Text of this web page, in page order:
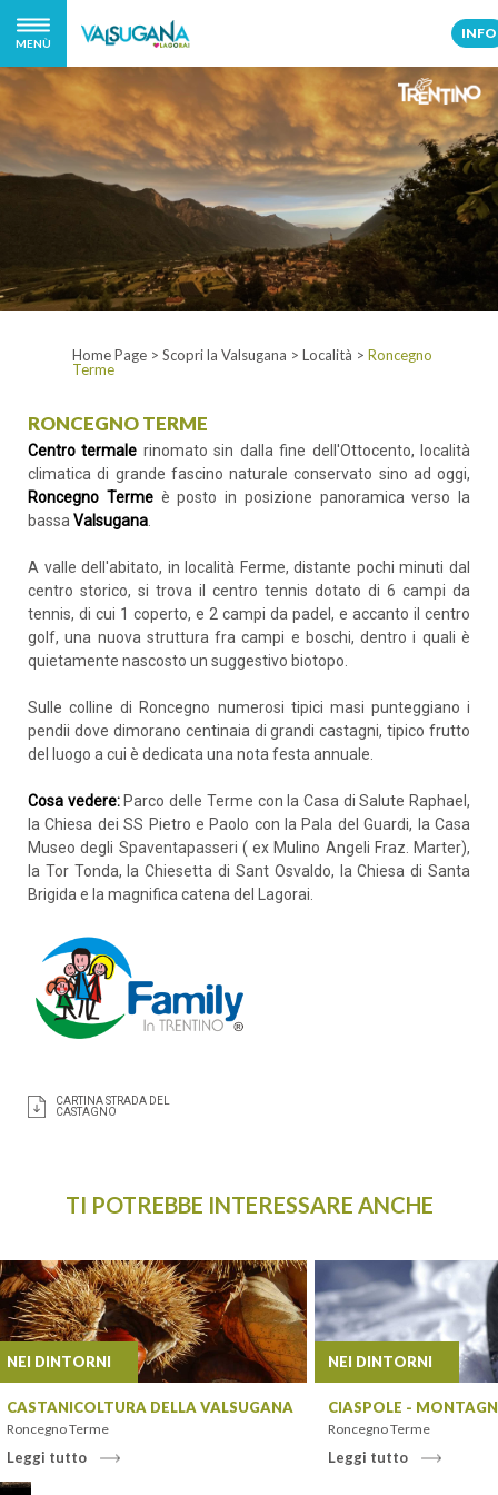
MENÙ
INFO
Home Page > Scopri la Valsugana > Località > Roncegno
Terme
RONCEGNO TERME
Centro termale rinomato sin dalla fine dell'Ottocento, località
climatica di grande fascino naturale conservato sino ad oggi,
Roncegno Termeè posto in posizione panoramica verso la
bassa Valsugana
A valle dell'abitato, in località Ferme, distante pochi minuti dal
centro storico, si trova il centro tennis dotato di 6 campi da
tennis, di cui 1 coperto, e 2 campi da padel, e accanto il centro
golf, una nuova struttura fra campi e boschi, dentro i quali è
quietamente nascosto un suggestivo biotopo.
Sulle colline di Roncegno numerosi tipici masi punteggiano i
pendii dove dimorano centinaia di grandi castagni, tipico frutto
del luogo a cui è dedicata una nota festa annuale.
Cosa vedere:Parco delle Terme con la Casa di Salute Raphael,
la Chiesa dei SS Pietro e Paolo con la Pala del Guardi, la Casa
Museo degli Spaventapasseri ( ex Mulino Angeli Fraz. Marter),
la Tor Tonda, la Chiesetta di Sant Osvaldo, la Chiesa di Santa
Brigida e la magnifica catena del Lagorai.
CARTINA STRADA DEL
CASTAGNO
TI POTREBBE INTERESSARE ANCHE
NEI DINTORNI
CASTANICOLTURA DELLA VALSUGANA
Roncegno Terme
Leggi tutto
NEI DINTORNI
CIASPOLE -
Roncegno Terme
Leggi tutto